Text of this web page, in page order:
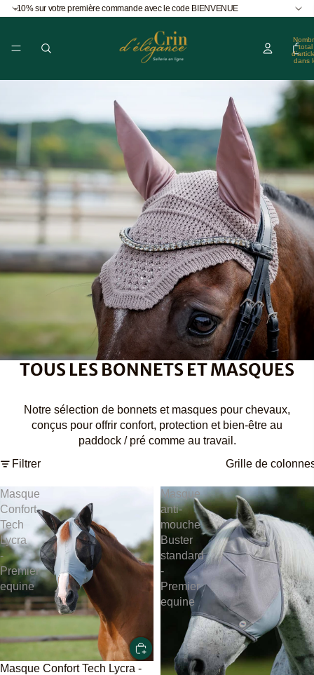
-10% sur votre première commande avec le code BIENVENUE
total
dans
TOUS LES BONNETS ET MASQUES
Notre sélection de bonnets et masques pour chevaux,
conçus pour offrir confort, protection et bien-être au
paddock / pré comme au travail.
Filtrer
Grille de
Masque
Confort
Tech
Lycra
-
Premier
equine
Masque Confort Tech Lycra -
Masque
anti-
mouche
Buster
standard
-
Premier
equine